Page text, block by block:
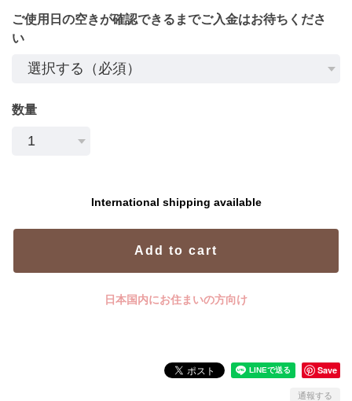
ご使用日の空きが確認できるまでご入金はお待ちくださ
い
数量
International shipping available
Add to cart
日本国内にお住まいの方向け
Save
通報する